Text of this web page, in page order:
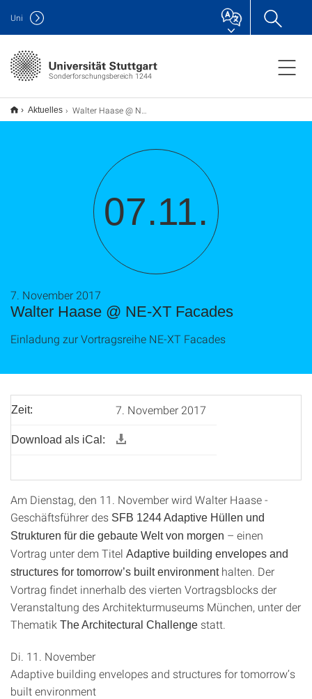
Sonderforschungsbereich 1244
Uni
Aktuelles Walter Haase @ NE-XT Facades
07.11.
Walter Haase @ NE-XT Facades
7. November 2017
Einladung zur Vortragsreihe NE-XT Facades
Zeit: 7. November 2017
Download als iCal:
Am Dienstag, den 11. November wird Walter Haase -
Geschäftsführer des SFB 1244 Adaptive Hüllen und
Strukturen für die gebaute Welt von morgen – einen
Vortrag unter dem Titel Adaptive building envelopes and
structures for tomorrow’s built environmenthalten. Der
Vortrag findet innerhalb des vierten Vortragsblocks der
Veranstaltung des Architekturmuseums München, unter der
Thematik The Architectural Challenge statt.
Di. 11. November
Adaptive building envelopes and structures for tomorrow’s
built environment